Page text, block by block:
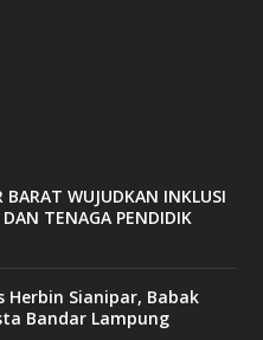
BARAT WUJUDKAN INKLUSI
TENAGA PENDIDIK
Herbin Sianipar, Babak
Bandar Lampung